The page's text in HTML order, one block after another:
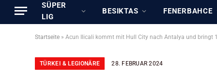
SÜPER
LIG
BESIKTAS FENERBAHCE
Startseite » Acun Ilicali kommt mit Hull City nach Antalya und bringt
TÜRKEI & LEGIONÄRE 28. FEBRUAR 2024